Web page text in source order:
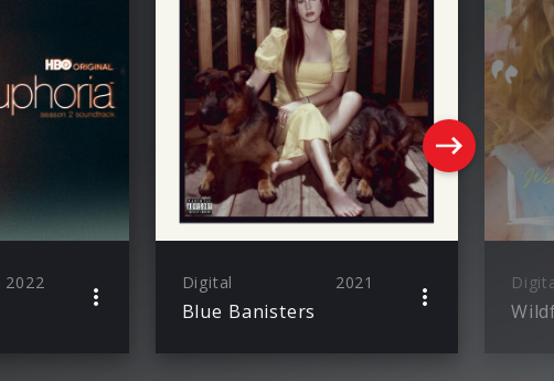
2022 Digital 2021
Blue Banisters